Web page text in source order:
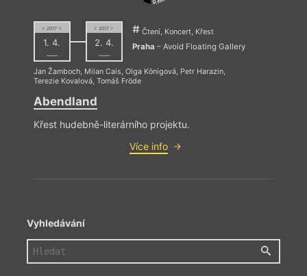
= 2017 =
1. 4.
––––
= 2017 =
2. 4.
––––
Čtení, Koncert, Křest
Praha – Avoid Floating Gallery
Jan Žamboch, Milan Cais, Olga Königová, Petr Harazin,
Terezie Kovalová, Tomáš Fröde
Abendland
Křest hudebně-literárního projektu.
Více info
Vyhledávání